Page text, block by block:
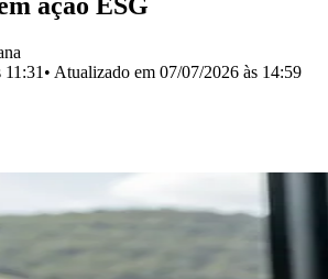
• Atualizado em 07/07/2026 às 14:59